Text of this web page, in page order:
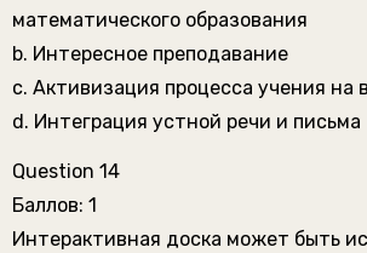
математического образования
b. Интересное преподавание
c. Активизация процесса учения на
d. Интеграция устной речи и письма
Question 14
Баллов: 1
Интерактивная доска может быть